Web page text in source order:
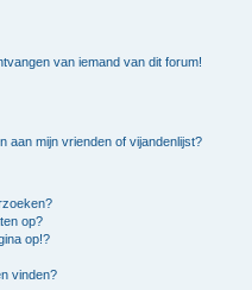
van iemand van dit forum!
aan mijn vrienden of vijandenlijst?
op?
op!?
vinden?